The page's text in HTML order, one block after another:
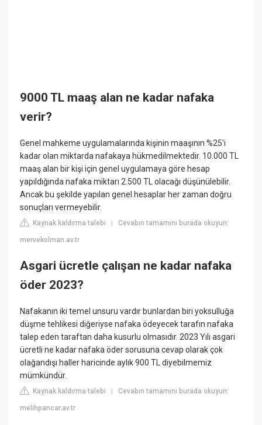
9000 TL maaş alan ne kadar nafaka
verir?
Genel mahkeme uygulamalarında kişinin maaşının %25'i
kadar olan miktarda nafakaya hükmedilmektedir. 10.000 TL
maaş alan bir kişi için genel uygulamaya göre hesap
yapıldığında nafaka miktarı 2.500 TL olacağı düşünülebilir.
Ancak bu şekilde yapılan genel hesaplar her zaman doğru
sonuçları vermeyebilir.
Kaynak kaldırma talebi |Cevabın tamamını burada okuyun:
mervekolman.av.tr
Asgari ücretle çalışan ne kadar nafaka
öder 2023?
Nafakanın iki temel unsuru vardır bunlardan biri yoksulluğa
düşme tehlikesi diğeriyse nafaka ödeyecek tarafın nafaka
talep eden taraftan daha kusurlu olmasıdır. 2023 Yılı asgari
ücretli ne kadar nafaka öder sorusuna cevap olarak çok
olağandışı haller haricinde aylık 900 TL diyebilmemiz
mümkündür.
Kaynak kaldırma talebi |Cevabın tamamını burada okuyun:
melihpancar.av.tr